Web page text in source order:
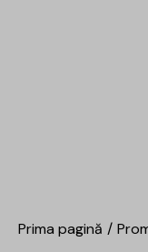
Prima pagină